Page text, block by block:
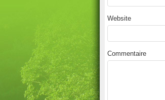
Website
Commentaire